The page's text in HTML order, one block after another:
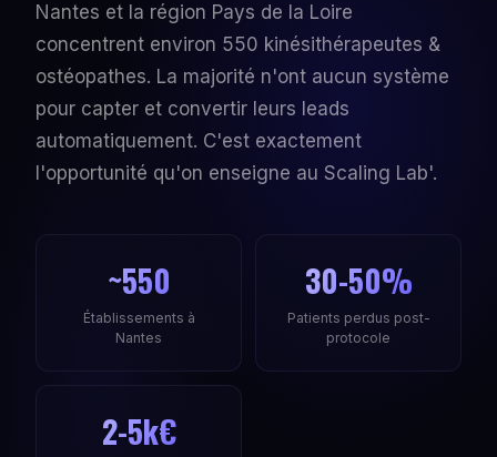
Nantes et la région Pays de la Loire
concentrent environ 550 kinésithérapeutes &
ostéopathes. La majorité n'ont aucun système
pour capter et convertir leurs leads
automatiquement. C'est exactement
l'opportunité qu'on enseigne au Scaling Lab'.
~550
Établissements à
Nantes
30-50%
Patients perdus post-
protocole
2-5k€